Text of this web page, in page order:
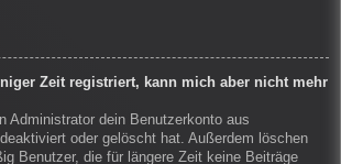
Zeit registriert, kann mich aber nicht mehr
Administrator dein Benutzerkonto aus
oder gelöscht hat. Außerdem löschen
Benutzer, die für längere Zeit keine Beiträge